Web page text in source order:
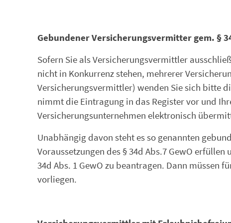
Gebundener Versicherungsvermitter gem. §
Sofern Sie als Versicherungsvermittler
nicht in Konkurrenz stehen, mehrerer
Versicherungsvermittler) wenden Sie sich bitte
nimmt die Eintragung in das Register vor und
Versicherungsunternehmen elektronisch
Unabhängig davon steht es so genannten
Voraussetzungen des § 34d Abs.7 GewO
34d Abs. 1 GewO zu beantragen. Dann müssen
vorliegen.